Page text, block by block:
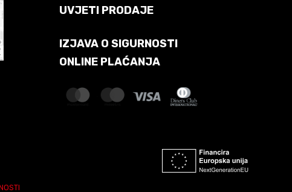
UVJETI PRODAJE
IZJAVA O SIGURNOSTI
ONLINE PLAĆANJA